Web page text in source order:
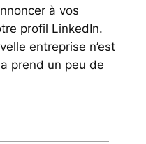
à vos
profil LinkedIn.
entreprise n’est
prend un peu de